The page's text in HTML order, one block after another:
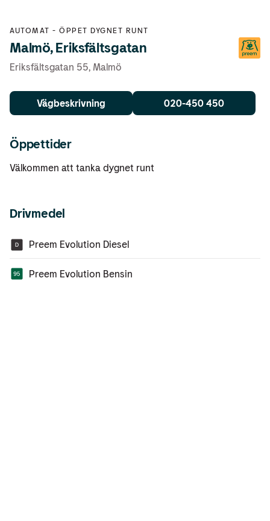
AUTOMAT -ÖPPET DYGNET RUNT
Malmö, Eriksfältsgatan
Eriksfältsgatan 55, Malmö
Vägbeskrivning 020-450 450
Öppettider
Välkommen att tanka dygnet runt
Drivmedel
Preem Evolution Diesel
Preem Evolution Bensin